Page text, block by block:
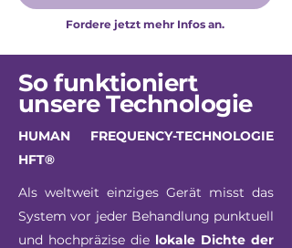
Fordere jetzt mehr Infos an.
So funktioniert
unsere Technologie
HUMAN FREQUENCY-TECHNOLOGIE
HFT®
Als weltweit einziges Gerät misst das
System vor jeder Behandlung punktuell
und hochpräzise die lokale Dichte der